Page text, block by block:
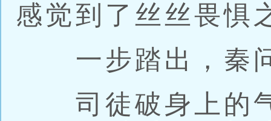
感觉到了丝丝畏惧
一步踏出，秦问
司徒破身上的气